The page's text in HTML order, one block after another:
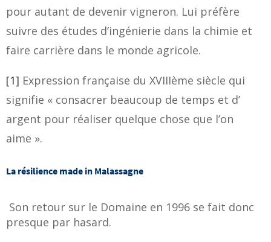
pour autant de devenir vigneron. Lui préfère
suivre des études d’ingénierie dans la chimie et
faire carrière dans le monde agricole.
[1] Expression française du XVIIIème siècle qui
signifie « consacrer beaucoup de temps et d’​
argent pour réaliser quelque chose que l’on
aime ».
La résilience made in Malassagne
Son retour sur le Domaine en 1996 se fait donc
presque par hasard.